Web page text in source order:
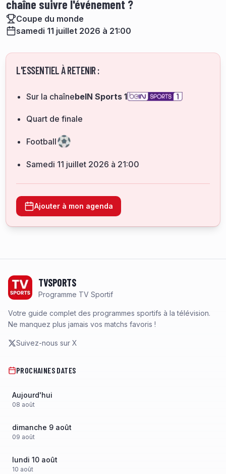
chaîne suivre l'événement ?
Coupe du monde
samedi 11 juillet 2026 à 21:00
L'ESSENTIEL À RETENIR :
Sur la chaînebeIN Sports 1
Quart de finale
Football
samedi 11 juillet 2026 à 21:00
Ajouter à mon agenda
TVSPORTS
Programme TV Sportif
Votre guide complet des programmes sportifs à la télévision.
Ne manquez plus jamais vos matchs favoris !
Suivez-nous sur X
PROCHAINES DATES
Aujourd'hui
08 août
dimanche 9 août
09 août
lundi 10 août
10 août